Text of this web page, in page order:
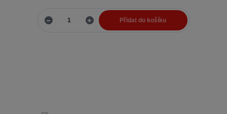
Přidat do košíku